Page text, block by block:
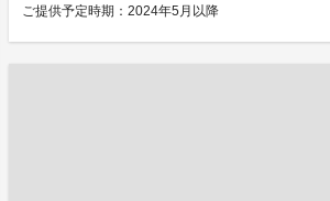
ご提供予定時期：2024年5月以降